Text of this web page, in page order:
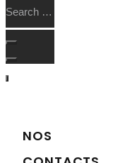
NOS